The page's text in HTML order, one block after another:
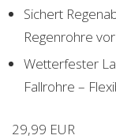
Sichert
Regenrohre
Wetterfester
Fallrohre –
29,99 EUR